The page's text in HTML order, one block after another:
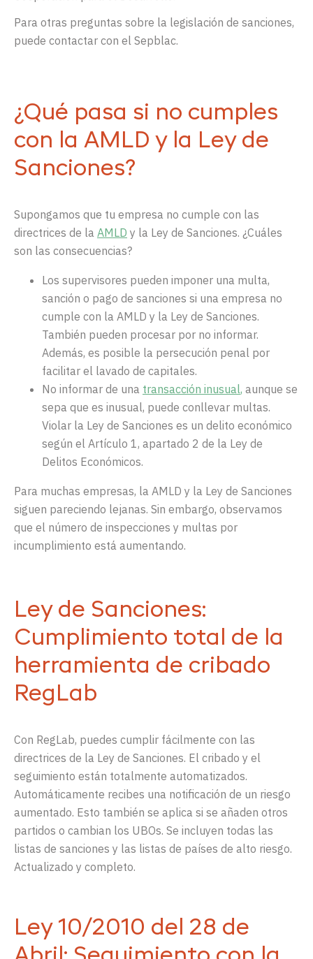
Para otras preguntas sobre la legislación de sanciones,
puede contactar con el Sepblac.
¿Qué pasa si no cumples
con la AMLD y la Ley de
Sanciones?
Supongamos que tu empresa no cumple con las
directrices de la AMLD y la Ley de Sanciones. ¿Cuáles
son las consecuencias?
Los supervisores pueden imponer una multa,
sanción o pago de sanciones si una empresa no
cumple con la AMLD y la Ley de Sanciones.
También pueden procesar por no informar.
Además, es posible la persecución penal por
facilitar el lavado de capitales.
No informar de una transacción inusual, aunque se
sepa que es inusual, puede conllevar multas.
Violar la Ley de Sanciones es un delito económico
según el Artículo 1, apartado 2 de la Ley de
Delitos Económicos.
Para muchas empresas, la AMLD y la Ley de Sanciones
siguen pareciendo lejanas. Sin embargo, observamos
que el número de inspecciones y multas por
incumplimiento está aumentando.
Ley de Sanciones:
Cumplimiento total de la
herramienta de cribado
RegLab
Con RegLab, puedes cumplir fácilmente con las
directrices de la Ley de Sanciones. El cribado y el
seguimiento están totalmente automatizados.
Automáticamente recibes una notificación de un riesgo
aumentado. Esto también se aplica si se añaden otros
partidos o cambian los UBOs. Se incluyen todas las
listas de sanciones y las listas de países de alto riesgo.
Actualizado y completo.
Ley 10/2010 del 28 de